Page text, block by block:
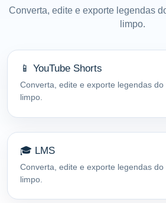
Converta, edite e exporte legendas
limpo.
📱 YouTube Shorts
Converta, edite e exporte legendas do
limpo.
🎓 LMS
Converta, edite e exporte legendas do
limpo.